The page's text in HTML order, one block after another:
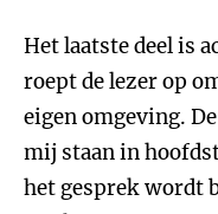
Het laatste deel is
roept de lezer op
eigen omgeving.
mij staan in
het gesprek wordt